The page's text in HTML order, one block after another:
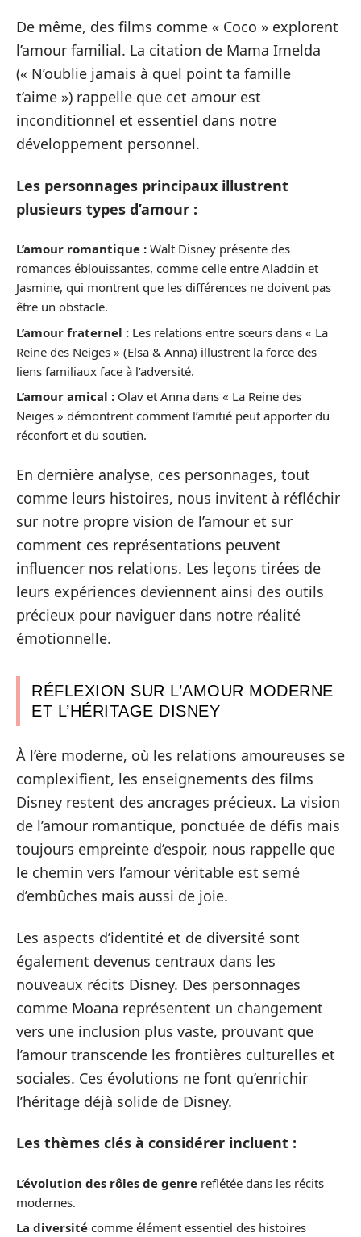
De même, des films comme « Coco » explorent
l’amour familial. La citation de Mama Imelda
(« N’oublie jamais à quel point ta famille
t’aime ») rappelle que cet amour est
inconditionnel et essentiel dans notre
développement personnel.
Les personnages principaux illustrent
plusieurs types d’amour :
L’amour romantique : Walt Disney présente des
romances éblouissantes, comme celle entre Aladdin et
Jasmine, qui montrent que les différences ne doivent pas
être un obstacle.
L’amour fraternel : Les relations entre sœurs dans « La
Reine des Neiges » (Elsa & Anna) illustrent la force des
liens familiaux face à l’adversité.
L’amour amical : Olav et Anna dans « La Reine des
Neiges » démontrent comment l’amitié peut apporter du
réconfort et du soutien.
En dernière analyse, ces personnages, tout
comme leurs histoires, nous invitent à réfléchir
sur notre propre vision de l’amour et sur
comment ces représentations peuvent
influencer nos relations. Les leçons tirées de
leurs expériences deviennent ainsi des outils
précieux pour naviguer dans notre réalité
émotionnelle.
RÉFLEXION SUR L’AMOUR MODERNE
ET L’HÉRITAGE DISNEY
À l’ère moderne, où les relations amoureuses se
complexifient, les enseignements des films
Disney restent des ancrages précieux. La vision
de l’amour romantique, ponctuée de défis mais
toujours empreinte d’espoir, nous rappelle que
le chemin vers l’amour véritable est semé
d’embûches mais aussi de joie.
Les aspects d’identité et de diversité sont
également devenus centraux dans les
nouveaux récits Disney. Des personnages
comme Moana représentent un changement
vers une inclusion plus vaste, prouvant que
l’amour transcende les frontières culturelles et
sociales. Ces évolutions ne font qu’enrichir
l’héritage déjà solide de Disney.
Les thèmes clés à considérer incluent :
L’évolution des rôles de genre reflétée dans les récits
modernes.
La diversité comme élément essentiel des histoires